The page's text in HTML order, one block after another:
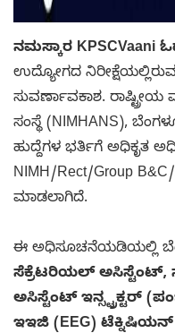
ನಮಸ್ಕಾರ KPSCVaani
ಉದ್ಯೋಗದ
ಸುವರ್ಣಾವಕಾಶ.
ಸಂಸ್ಥೆ (NIMHANS),
ಹುದ್ದೆಗಳ ಭರ್ತಿಗೆ ಅಧಿಕೃತ
NIMH/Rect/Group
ಮಾಡಲಾಗಿದೆ.
ಈ ಅಧಿಸೂಚನೆಯಡಿಯಲ್ಲಿ
ಸೆಕ್ರೆಟರಿಯಲ್ ಅಸಿಸ್ಟೆಂಟ್,
ಅಸಿಸ್ಟೆಂಟ್ ಇನ್ಸ್ಟ್ರಕ್ಟರ್
ಇಇಜಿ (EEG)